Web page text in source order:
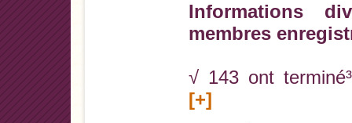
Informations
membres
√ 143 ont
[+]